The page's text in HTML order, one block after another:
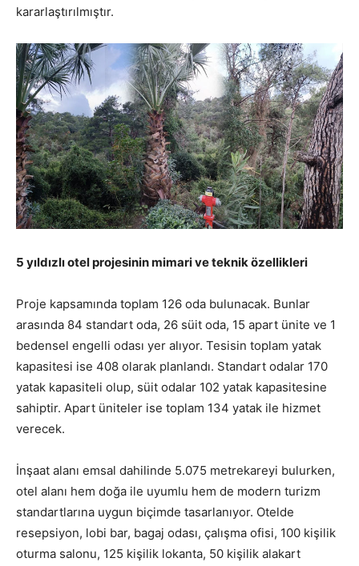
kararlaştırılmıştır.
5 yıldızlı otel projesinin mimari ve teknik özellikleri
Proje kapsamında toplam 126 oda bulunacak. Bunlar
arasında 84 standart oda, 26 süit oda, 15 apart ünite ve 1
bedensel engelli odası yer alıyor. Tesisin toplam yatak
kapasitesi ise 408 olarak planlandı. Standart odalar 170
yatak kapasiteli olup, süit odalar 102 yatak kapasitesine
sahiptir. Apart üniteler ise toplam 134 yatak ile hizmet
verecek.
İnşaat alanı emsal dahilinde 5.075 metrekareyi bulurken,
otel alanı hem doğa ile uyumlu hem de modern turizm
standartlarına uygun biçimde tasarlanıyor. Otelde
resepsiyon, lobi bar, bagaj odası, çalışma ofisi, 100 kişilik
oturma salonu, 125 kişilik lokanta, 50 kişilik alakart